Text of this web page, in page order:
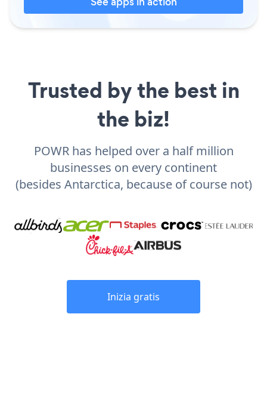
Trusted by the best in
the biz!
POWR has helped over a half million
businesses on every continent
(besides Antarctica, because of course not)
Inizia gratis